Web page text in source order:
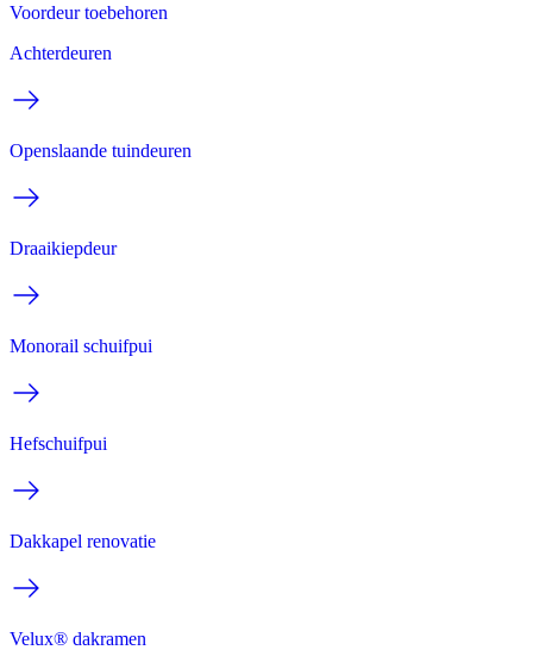
Voordeur toebehoren
Achterdeuren
Openslaande tuindeuren
Draaikiepdeur
Monorail schuifpui
Hefschuifpui
Dakkapel renovatie
Velux® dakramen